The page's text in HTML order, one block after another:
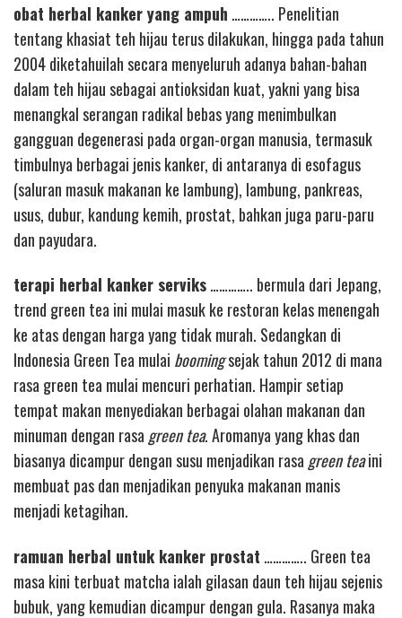
obat herbal kanker yang ampuh ………….. Penelitian
tentang khasiat teh hijau terus dilakukan, hingga pada tahun
2004 diketahuilah secara menyeluruh adanya bahan-bahan
dalam teh hijau sebagai antioksidan kuat, yakni yang bisa
menangkal serangan radikal bebas yang menimbulkan
gangguan degenerasi pada organ-organ manusia, termasuk
timbulnya berbagai jenis kanker, di antaranya di esofagus
(saluran masuk makanan ke lambung), lambung, pankreas,
usus, dubur, kandung kemih, prostat, bahkan juga paru-paru
dan payudara.
terapi herbal kanker serviks………….. bermula dari Jepang,
trend green tea ini mulai masuk ke restoran kelas menengah
ke atas dengan harga yang tidak murah. Sedangkan di
Indonesia Green Tea mulai boomingsejak tahun 2012 di mana
rasa green tea mulai mencuri perhatian. Hampir setiap
tempat makan menyediakan berbagai olahan makanan dan
minuman dengan rasa green tea. Aromanya yang khas dan
biasanya dicampur dengan susu menjadikan rasa green teaini
membuat pas dan menjadikan penyuka makanan manis
menjadi ketagihan.
ramuan herbal untuk kanker prostat ………….. Green tea
masa kini terbuat matcha ialah gilasan daun teh hijau sejenis
bubuk, yang kemudian dicampur dengan gula. Rasanya maka